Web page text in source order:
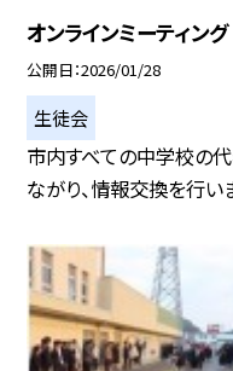
オンラインミーティング
公開日 2026/01/28
生徒会
市内すべての中学校の
ながり、情報交換を行い